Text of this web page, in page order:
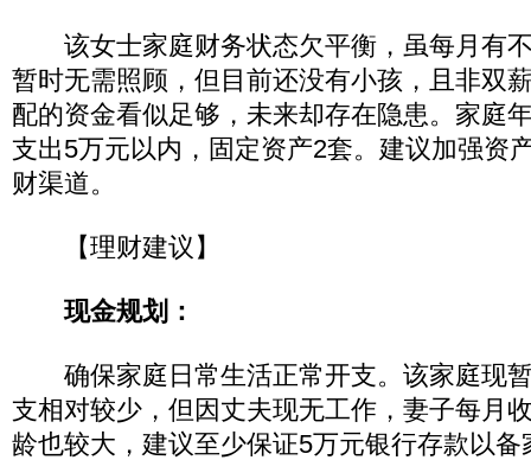
该女士家庭财务状态欠平衡，虽每月有
暂时无需照顾，但目前还没有小孩，且非双
配的资金看似足够，未来却存在隐患。家庭
支出5万元以内，固定资产2套。建议加强资
财渠道。
【理财建议】
现金规划：
确保家庭日常生活正常开支。该家庭现
支相对较少，但因丈夫现无工作，妻子每月
龄也较大，建议至少保证5万元银行存款以